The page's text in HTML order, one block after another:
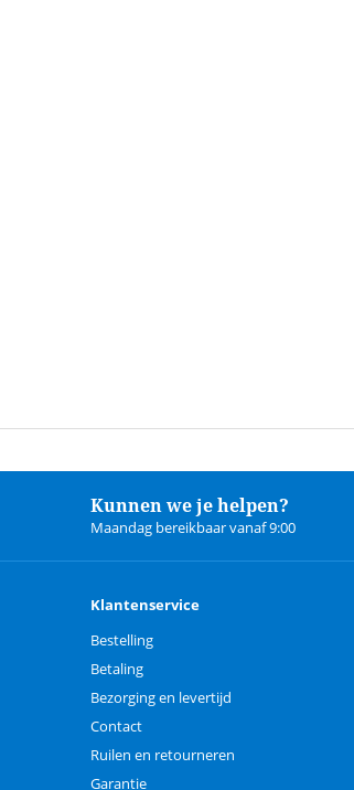
Kunnen we je helpen?
Maandag bereikbaar vanaf 9:00
Klantenservice
Bestelling
Betaling
Bezorging en levertijd
Contact
Ruilen en retourneren
Garantie